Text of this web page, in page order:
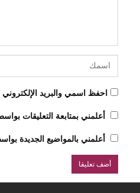
احفظ اسمي والبريد
أعلمني بمتابعة التعليقات
أعلمني بالمواضيع الجديدة